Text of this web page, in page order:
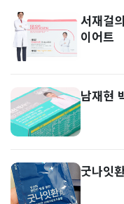
서재걸
이어트
남재현
굿나잇